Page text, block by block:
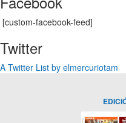
[custom-facebook-feed]
Twitter
A Twitter List by elmercuriotam